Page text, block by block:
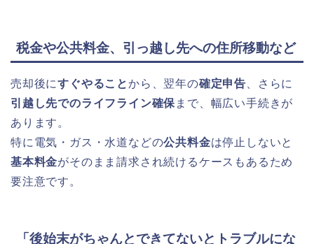
税金や公共料金、引っ越し先への住所移動など
売却後にすぐやることから、翌年の確定申告 、さらに
引越し先でのライフライン確保 まで、幅広い手続きが
あります。
特に電気・ガス・水道などの公共料金は停止しないと
基本料金がそのまま請求され続けるケースもあるため
要注意です。
「後始末がちゃんとできてないとトラブルにな